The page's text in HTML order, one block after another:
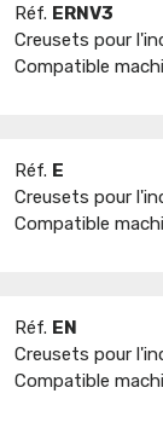
Réf. ERNV3
Creusets pour
Compatible
Réf. E
Creusets pour
Compatible
Réf. EN
Creusets pour
Compatible